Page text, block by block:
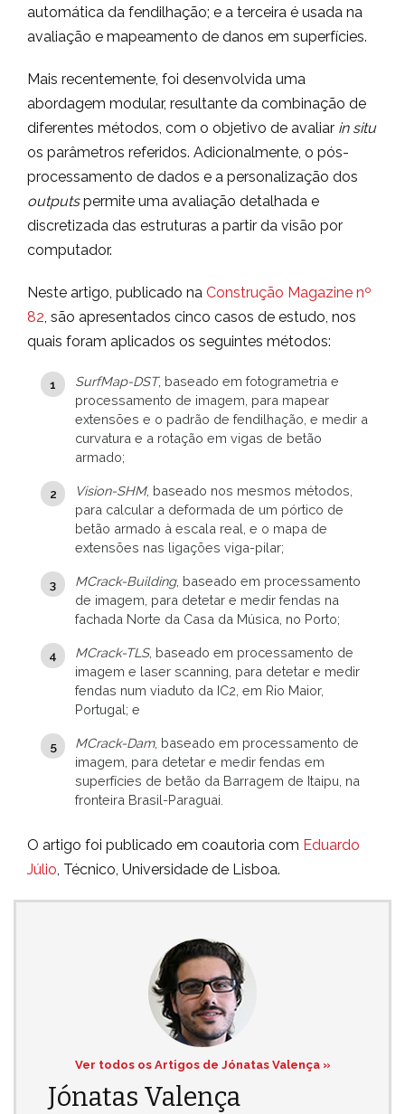
automática da fendilhação; e a terceira é usada na
avaliação e mapeamento de danos em superfícies.
Mais recentemente, foi desenvolvida uma
abordagem modular, resultante da combinação de
diferentes métodos, com o objetivo de avaliar in situ
os parâmetros referidos. Adicionalmente, o pós-
processamento de dados e a personalização dos
outputspermite uma avaliação detalhada e
discretizada das estruturas a partir da visão por
computador.
Neste artigo, publicado na Construção Magazine nº
82, são apresentados cinco casos de estudo, nos
quais foram aplicados os seguintes métodos:
SurfMap-DST, baseado em fotogrametria e
processamento de imagem, para mapear
extensões e o padrão de fendilhação, e medir a
curvatura e a rotação em vigas de betão
armado;
Vision-SHM, baseado nos mesmos métodos,
para calcular a deformada de um pórtico de
betão armado à escala real, e o mapa de
extensões nas ligações viga-pilar;
MCrack-Building, baseado em processamento
de imagem, para detetar e medir fendas na
fachada Norte da Casa da Música, no Porto;
MCrack-TLS, baseado em processamento de
imagem e laser scanning, para detetar e medir
fendas num viaduto da IC2, em Rio Maior,
Portugal; e
MCrack-Dam, baseado em processamento de
imagem, para detetar e medir fendas em
superfícies de betão da Barragem de Itaipu, na
fronteira Brasil-Paraguai.
O artigo foi publicado em coautoria com Eduardo
Júlio, Técnico, Universidade de Lisboa.
Ver todos os Artigos de Jónatas Valença »
Jónatas Valença